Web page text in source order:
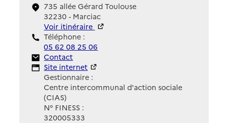
735 allée Gérard Toulouse
32230 - Marciac
Voir itinéraire
Téléphone :
05 62 08 25 06
Contact
Contact
Site Internet
Site internet
Gestionnaire :
Centre intercommunal d'action sociale
(CIAS)
N° FINESS :
320005333